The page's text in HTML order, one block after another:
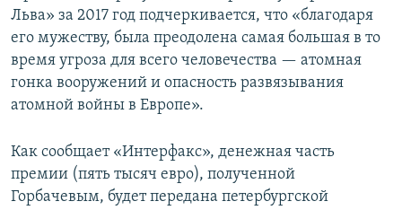
Льва» за 2017 год подчеркивается, что «благодаря
его мужеству, была преодолена самая большая в то
время угроза для всего человечества — атомная
гонка вооружений и опасность развязывания
атомной войны в Европе».
Как сообщает «Интерфакс», денежная часть
премии (пять тысяч евро), полученной
Горбачевым, будет передана петербургской